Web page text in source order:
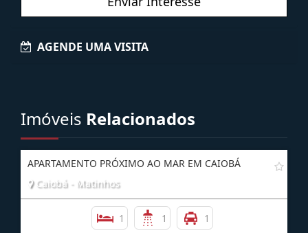
AGENDE UMA VISITA
Imóveis Relacionados
APARTAMENTO PRÓXIMO AO MAR EM CAIOBÁ
Caiobá - Matinhos
1 1 1